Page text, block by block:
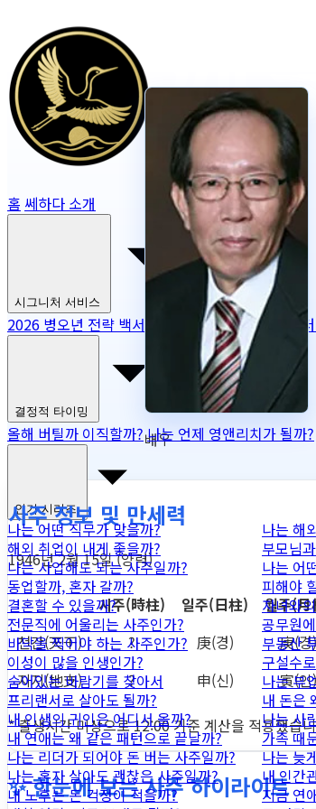
홈 쎄하다 소개
시그니처 서비스
2026 병오년 전략 백서 2026 토정비결 마스
결정적 타이밍
올해 버틸까 이직할까? 나는 언제 영앤리치가 될까?
인기 시리즈
나는 어떤 직무가 맞을까?
나는 해
해외 취업이 내게 좋을까?
부모님
나는 사업해도 되는 사주일까?
나는 어
동업할까, 혼자 갈까?
피해야
결혼할 수 있을까?
자녀와
전문직에 어울리는 사주인가?
공무원
바닥을 찍어야 하는 사주인가?
부동산
이성이 많을 인생인가?
구설수
숨어있는 바람기를 찾아서
나는 부
프리랜서로 살아도 될까?
내 돈은
내 인생의 귀인은 어디서 올까?
나는 사
내 연애는 왜 같은 패턴으로 끝날까?
가족 때
나는 리더가 되어야 돈 버는 사주일까?
나는 늦
나는 혼자 살아도 괜찮은 사주일까?
내 인간
내 노후는 돈 걱정이 적을까?
지금 연
배우
사주 정보 및 만세력
1946년 2월 15일 (양력)
시주(時柱) 일주(日柱) 월주(月
천간(天干) ? 庚(경) 庚(경)
지지(地支) ? 申(신) 寅(인)
* 출생시간 미상으로 12:00 기준 계산을 적용했습
✨ 한눈에 보는 사주 하이라이트